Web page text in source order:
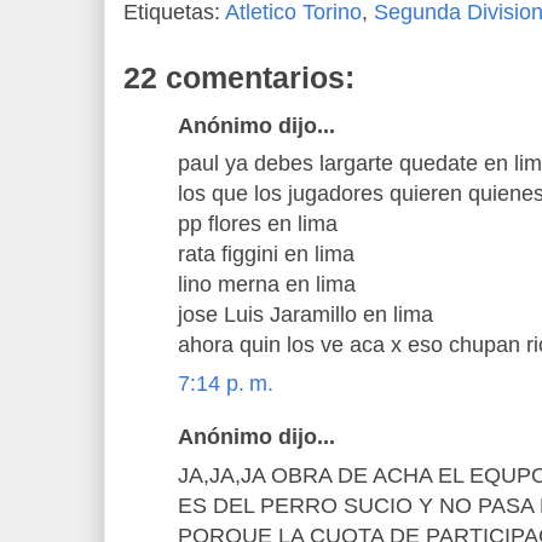
Etiquetas: Atletico Torino, Segunda
22 comentarios:
Anónimo dijo...
paul ya debes largarte quedate en
los que los jugadores quieren
pp flores en lima
rata figgini en lima
lino merna en lima
jose Luis Jaramillo en lima
ahora quin los ve aca x eso chupan
7:14 p. m.
Anónimo dijo...
JA,JA,JA OBRA DE ACHA EL
ES DEL PERRO SUCIO Y NO PASA
PORQUE LA CUOTA DE